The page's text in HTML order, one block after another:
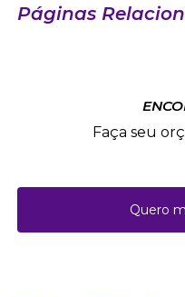
Páginas
Faça seu
Quero